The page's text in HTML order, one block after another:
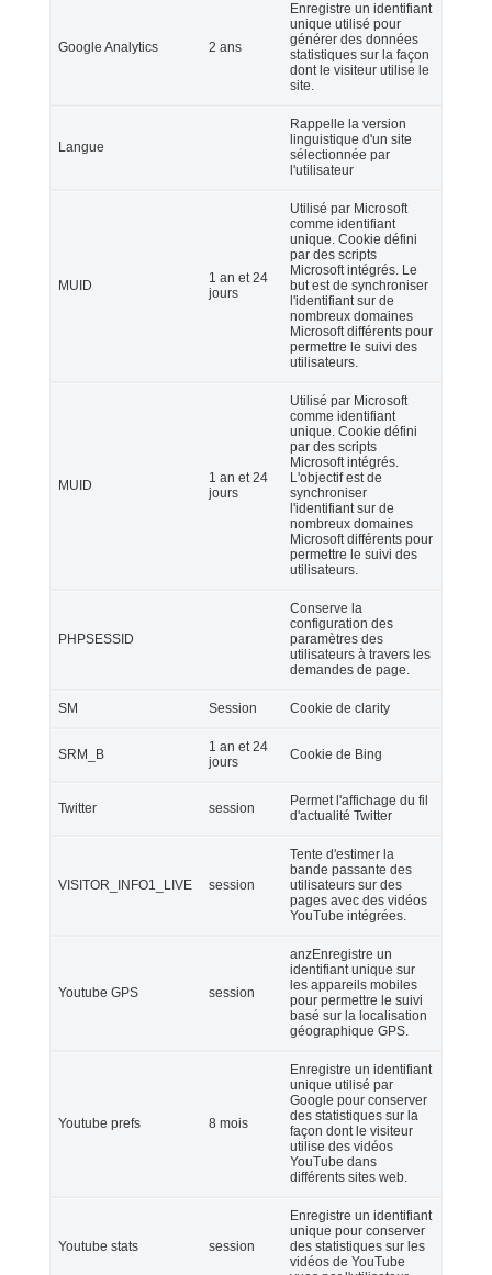
Google Analytics 2 ans
Enregistre un identifiant
unique utilisé pour
générer des données
statistiques sur la façon
dont le visiteur utilise le
site.
Langue
Rappelle la version
linguistique d'un site
sélectionnée par
l'utilisateur
MUID
1 an et 24
jours
Utilisé par Microsoft
comme identifiant
unique. Cookie défini
par des scripts
Microsoft intégrés. Le
but est de synchroniser
l'identifiant sur de
nombreux domaines
Microsoft différents pour
permettre le suivi des
utilisateurs.
MUID
1 an et 24
jours
Utilisé par Microsoft
comme identifiant
unique. Cookie défini
par des scripts
Microsoft intégrés.
L'objectif est de
synchroniser
l'identifiant sur de
nombreux domaines
Microsoft différents pour
permettre le suivi des
utilisateurs.
PHPSESSID
Conserve la
configuration des
paramètres des
utilisateurs à travers les
demandes de page.
SM Session Cookie de clarity
SRM_B
1 an et 24
jours
Cookie de Bing
Twitter session
Permet l'affichage du fil
d'actualité Twitter
VISITOR_INFO1_LIVE session
Tente d'estimer la
bande passante des
utilisateurs sur des
pages avec des vidéos
YouTube intégrées.
Youtube GPS session
anzEnregistre un
identifiant unique sur
les appareils mobiles
pour permettre le suivi
basé sur la localisation
géographique GPS.
Youtube prefs 8 mois
Enregistre un identifiant
unique utilisé par
Google pour conserver
des statistiques sur la
façon dont le visiteur
utilise des vidéos
YouTube dans
différents sites web.
Youtube stats session
Enregistre un identifiant
unique pour conserver
des statistiques sur les
vidéos de YouTube